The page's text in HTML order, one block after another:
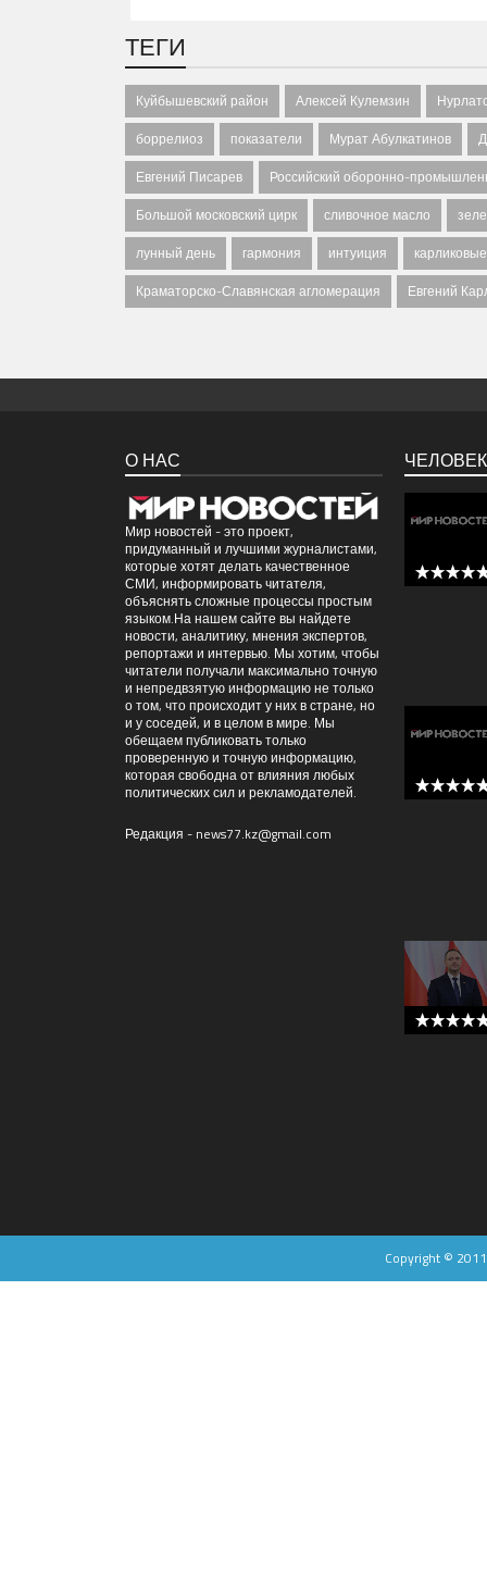
ТЕГИ
Куйбышевский район Алексей Кулемзин
боррелиоз
показатели Мурат Абулкатинов
Евгений Писарев
Российский оборонно-
Большой московский цирк
сливочное масло
лунный день
гармония интуиция
Краматорско-Славянская агломерация
Евгений
О НАС
Мир новостей - это проект,
придуманный и лучшими журналистами,
которые хотят делать качественное
СМИ, информировать читателя,
объяснять сложные процессы простым
языком.На нашем сайте вы найдете
новости, аналитику, мнения экспертов,
репортажи и интервью. Мы хотим, чтобы
читатели получали максимально точную
и непредвзятую информацию не только
о том, что происходит у них в стране, но
и у соседей, и в целом в мире. Мы
обещаем публиковать только
проверенную и точную информацию,
которая свободна от влияния любых
политических сил и рекламодателей.
Редакция - news77.kz@gmail.com
5 out of
5 out of
5 out of
Copyright ©